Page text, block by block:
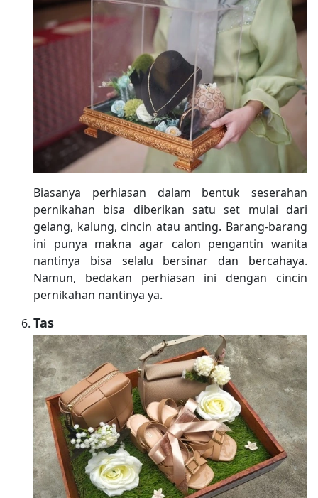
Biasanya perhiasan dalam bentuk seserahan
pernikahan bisa diberikan satu set mulai dari
gelang, kalung, cincin atau anting. Barang-barang
ini punya makna agar calon pengantin wanita
nantinya bisa selalu bersinar dan bercahaya.
Namun, bedakan perhiasan ini dengan cincin
pernikahan nantinya ya.
Tas